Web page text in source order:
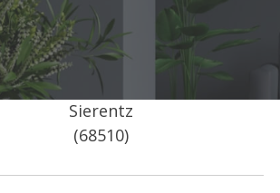
Sierentz
(68510)